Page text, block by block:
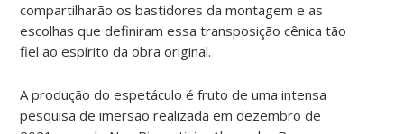
compartilharão os bastidores da montagem e as
escolhas que definiram essa transposição cênica tão
fiel ao espírito da obra original.
A produção do espetáculo é fruto de uma intensa
pesquisa de imersão realizada em dezembro de